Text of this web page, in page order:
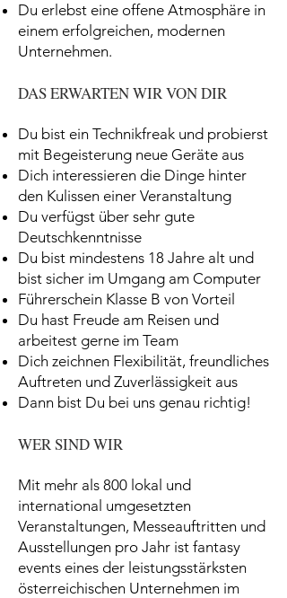
Du erlebst eine offene Atmosphäre in
einem erfolgreichen, modernen
Unternehmen.
DAS ERWARTEN WIR VON DIR
Du bist ein Technikfreak und probierst
mit Begeisterung neue Geräte aus
Dich interessieren die Dinge hinter
den Kulissen einer Veranstaltung
Du verfügst über sehr gute
Deutschkenntnisse
Du bist mindestens 18 Jahre alt und
bist sicher im Umgang am Computer
Führerschein Klasse B von Vorteil
Du hast Freude am Reisen und
arbeitest gerne im Team
Dich zeichnen Flexibilität, freundliches
Auftreten und Zuverlässigkeit aus
Dann bist Du bei uns genau richtig!
WER SIND WIR
Mit mehr als 800 lokal und
international umgesetzten
Veranstaltungen, Messeauftritten und
Ausstellungen pro Jahr ist fantasy
events eines der leistungsstärksten
österreichischen Unternehmen im